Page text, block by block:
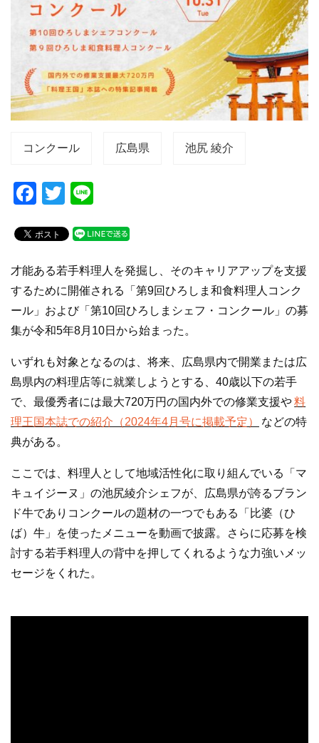
コンクール 広島県 池尻 綾介
F
c
e
b
o
o
k
T
tt
er
e
才能ある若手料理人を発掘し、そのキャリアアップを支援
するために開催される「第9回ひろしま和食料理人コンク
ール」および「第10回ひろしまシェフ・コンクール」の募
集が令和5年8月10日から始まった。
いずれも対象となるのは、将来、広島県内で開業または広
島県内の料理店等に就業しようとする、40歳以下の若手
で、最優秀者には最大720万円の国内外での修業支援や料
理王国本誌での紹介（2024年4月号に掲載予定）
などの特
典がある。
ここでは、料理人として地域活性化に取り組んでいる「マ
キュイジーヌ」の池尻綾介シェフが、広島県が誇るブラン
ド牛でありコンクールの題材の一つでもある「比婆（ひ
ば）牛」を使ったメニューを動画で披露。さらに応募を検
討する若手料理人の背中を押してくれるような力強いメッ
セージをくれた。